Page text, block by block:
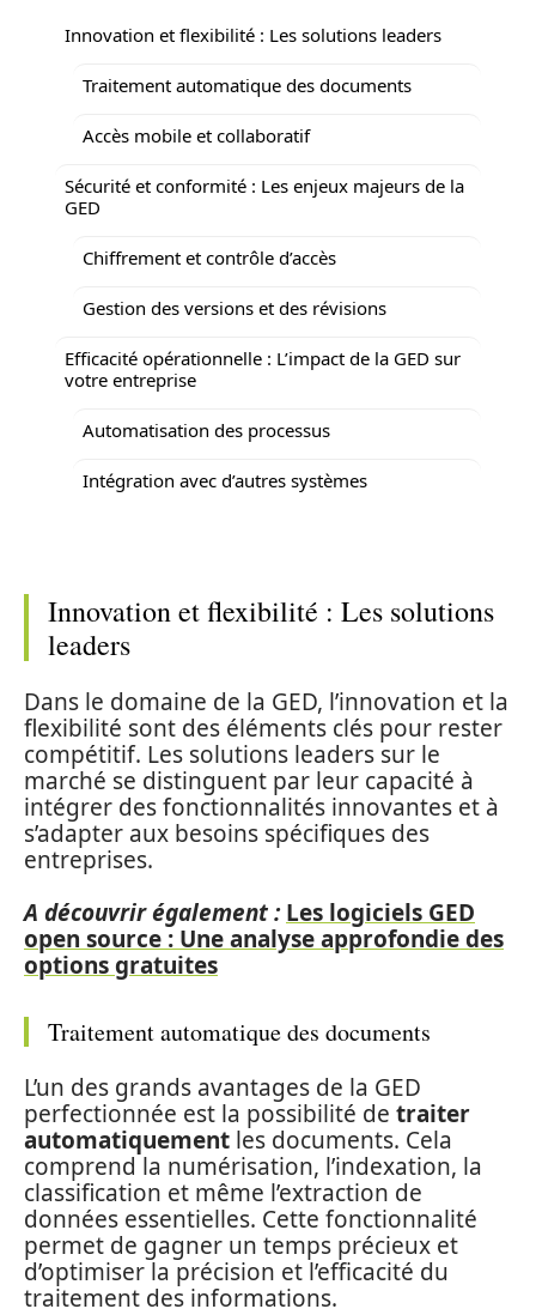
Innovation et flexibilité : Les solutions leaders
Traitement automatique des documents
Accès mobile et collaboratif
Sécurité et conformité : Les enjeux majeurs de la
GED
Chiffrement et contrôle d’accès
Gestion des versions et des révisions
Efficacité opérationnelle : L’impact de la GED sur
votre entreprise
Automatisation des processus
Intégration avec d’autres systèmes
Innovation et flexibilité : Les solutions
leaders
Dans le domaine de la GED, l’innovation et la
flexibilité sont des éléments clés pour rester
compétitif. Les solutions leaders sur le
marché se distinguent par leur capacité à
intégrer des fonctionnalités innovantes et à
s’adapter aux besoins spécifiques des
entreprises.
A découvrir également : Les logiciels GED
open source : Une analyse approfondie des
options gratuites
Traitement automatique des documents
L’un des grands avantages de la GED
perfectionnée est la possibilité de traiter
automatiquement les documents. Cela
comprend la numérisation, l’indexation, la
classification et même l’extraction de
données essentielles. Cette fonctionnalité
permet de gagner un temps précieux et
d’optimiser la précision et l’efficacité du
traitement des informations.